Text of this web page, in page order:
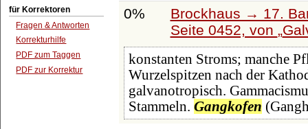
für Korrektoren
Fragen & Antworten
Korrekturhilfe
PDF zum Taggen
PDF zur Korrektur
0%
Brockhaus → 17.
Seite 0452, von
konstanten Stroms; manche
Wurzelspitzen nach der
galvanotropisch.
Stammeln. Gangkofen